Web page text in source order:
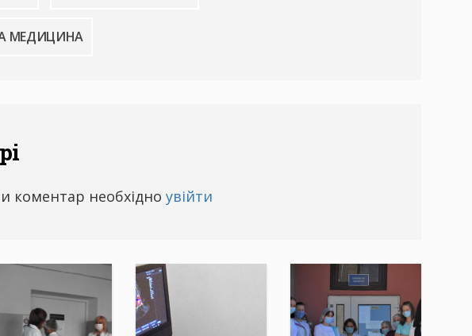
МЕДИЦИНА
коментар необхідно увійти